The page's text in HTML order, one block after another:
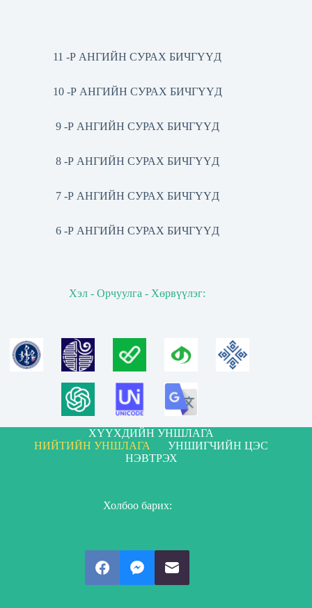
11 -Р АНГИЙН СУРАХ БИЧГҮҮД
10 -Р АНГИЙН СУРАХ БИЧГҮҮД
9 -Р АНГИЙН СУРАХ БИЧГҮҮД
8 -Р АНГИЙН СУРАХ БИЧГҮҮД
7 -Р АНГИЙН СУРАХ БИЧГҮҮД
6 -Р АНГИЙН СУРАХ БИЧГҮҮД
Хэл - Орчуулга - Хөрвүүлэг:
ХҮҮХДИЙН УНШЛАГА
НИЙТИЙН УНШЛАГА
УНШИГЧИЙН ЦЭС
НЭВТРЭХ
Холбоо барих: